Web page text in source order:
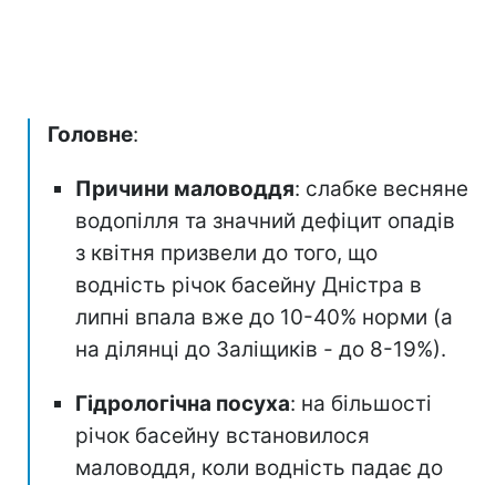
Головне:
Причини маловоддя: слабке весняне
водопілля та значний дефіцит опадів
з квітня призвели до того, що
водність річок басейну Дністра в
липні впала вже до 10-40% норми (а
на ділянці до Заліщиків - до 8-19%).
Гідрологічна посуха: на більшості
річок басейну встановилося
маловоддя, коли водність падає до